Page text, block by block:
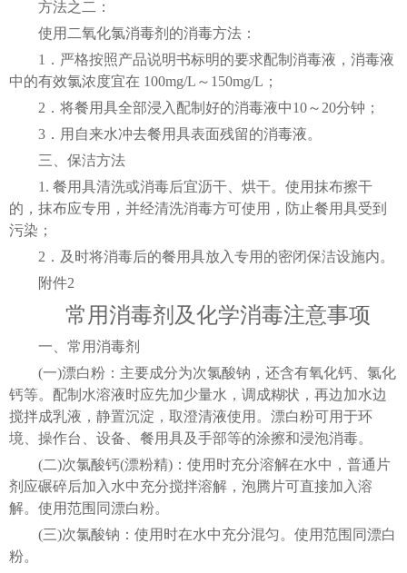
方法之二：
使用二氧化氯消毒剂的消毒方法：
1．严格按照产品说明书标明的要求配制消毒液，消毒液
中的有效氯浓度宜在 100mg/L～150mg/L；
2．将餐用具全部浸入配制好的消毒液中10～20分钟；
3．用自来水冲去餐用具表面残留的消毒液。
三、保洁方法
1. 餐用具清洗或消毒后宜沥干、烘干。使用抹布擦干
的，抹布应专用，并经清洗消毒方可使用，防止餐用具受到
污染；
2．及时将消毒后的餐用具放入专用的密闭保洁设施内。
附件2
常用消毒剂及化学消毒注意事项
一、常用消毒剂
(一)漂白粉：主要成分为次氯酸钠，还含有氧化钙、氯化
钙等。配制水溶液时应先加少量水，调成糊状，再边加水边
搅拌成乳液，静置沉淀，取澄清液使用。漂白粉可用于环
境、操作台、设备、餐用具及手部等的涂擦和浸泡消毒。
(二)次氯酸钙(漂粉精)：使用时充分溶解在水中，普通片
剂应碾碎后加入水中充分搅拌溶解，泡腾片可直接加入溶
解。使用范围同漂白粉。
(三)次氯酸钠：使用时在水中充分混匀。使用范围同漂白
粉。